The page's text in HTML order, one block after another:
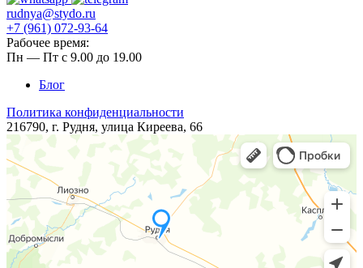
rudnya@stydo.ru
+7 (961) 072-93-64
Рабочее время:
Пн — Пт с 9.00 до 19.00
Блог
Политика конфиденциальности
216790, г. Рудня, ​​​улица Киреева, 66